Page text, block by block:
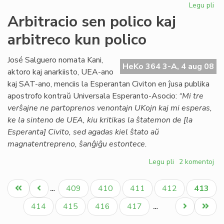
Legu pli
Arbitracio sen polico kaj
arbitreco kun polico
HeKo 364 3-A, 4 aug 08
José Salguero nomata Kani,
aktoro kaj anarkiisto, UEA-ano
kaj SAT-ano, menciis la Esperantan Civiton en ĵusa publika
apostrofo kontraŭ Universala Esperanto-Asocio: “Mi tre
verŝajne ne partoprenos venontajn UKojn kaj mi esperas,
ke la sinteno de UEA, kiu kritikas la ŝtatemon de [la
Esperanta] Civito, sed agadas kiel ŝtato aŭ
magnatentrepreno, ŝanĝiĝu estontece.
Legu pli pri
sen
polico
kaj
arbitreco
2 komentoj
Pagination
Unua
paĝo
Antaŭa
paĝo
… Paĝo
409 Paĝo
410 Paĝo
411 Paĝo
412
Aktuala
paĝo
413
Paĝo
414 Paĝo
415 Paĝo
416 Paĝo
417 …
Last
page
Next
page